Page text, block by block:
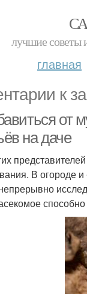
лучшие советы
главная
к
от
на даче
В огороде